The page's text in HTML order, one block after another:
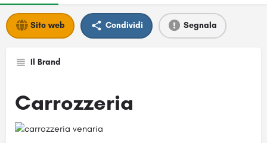
Sito web Condividi Segnala
Il Brand
Carrozzeria